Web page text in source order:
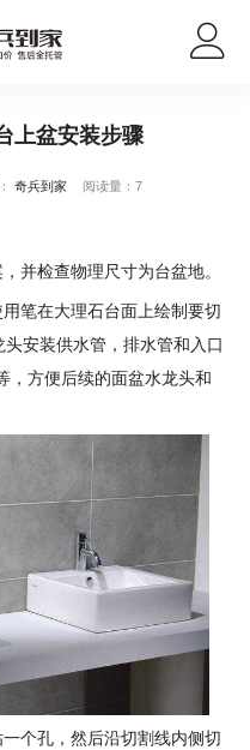
上盆安装步骤
奇兵到家 阅读量：7
并检查物理尺寸为台盆地。
笔在大理石台面上绘制要切
安装供水管，排水管和入口
，方便后续的面盆水龙头和
个孔，然后沿切割线内侧切